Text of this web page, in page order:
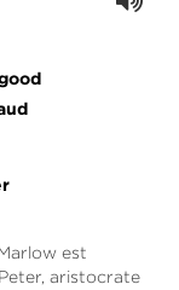
est
aristocrate